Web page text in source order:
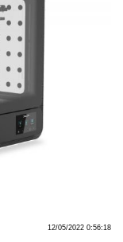
12/05/2022 0:56:18